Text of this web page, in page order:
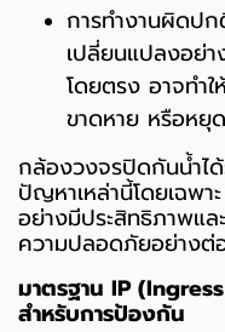
การทำงานผิดป
เปลี่ยนแปลงอย่
โดยตรง อาจทำ
ขาดหาย หรือหยุ
กล้องวงจรปิดกันน้ำไ
ปัญหาเหล่านี้โดยเฉพา
อย่างมีประสิทธิภาพแ
ความปลอดภัยอย่างต่
มาตรฐาน IP
สำหรับการป้องกัน